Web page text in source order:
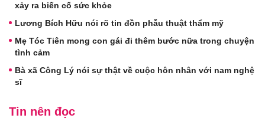
xảy ra biến cố sức khỏe
Lương Bích Hữu nói rõ tin đồn phẫu thuật thẩm mỹ
Mẹ Tóc Tiên mong con gái đi thêm bước nữa trong chuyện
tình cảm
Bà xã Công Lý nói sự thật về cuộc hôn nhân với nam nghệ
sĩ
Tin nên đọc